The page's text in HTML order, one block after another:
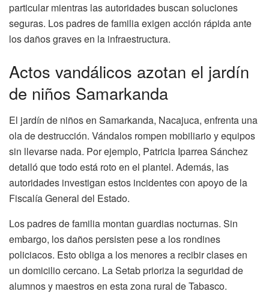
particular mientras las autoridades buscan soluciones
seguras. Los padres de familia exigen acción rápida ante
los daños graves en la infraestructura.
Actos vandálicos azotan el jardín
de niños Samarkanda
El jardín de niños en Samarkanda, Nacajuca, enfrenta una
ola de destrucción. Vándalos rompen mobiliario y equipos
sin llevarse nada. Por ejemplo, Patricia Iparrea Sánchez
detalló que todo está roto en el plantel. Además, las
autoridades investigan estos incidentes con apoyo de la
Fiscalía General del Estado.
Los padres de familia montan guardias nocturnas. Sin
embargo, los daños persisten pese a los rondines
policiacos. Esto obliga a los menores a recibir clases en
un domicilio cercano. La Setab prioriza la seguridad de
alumnos y maestros en esta zona rural de Tabasco.